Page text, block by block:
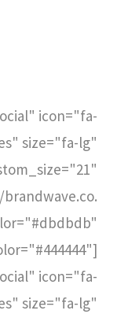
icon="fa-
size="fa-lg"
icon="fa-
size="fa-lg"